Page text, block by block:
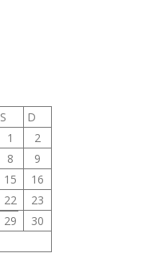
S
D
1
2
8
9
15
16
22
23
29
30